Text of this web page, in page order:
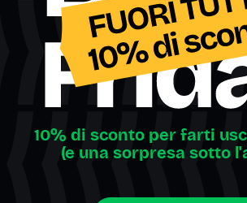
10% di sconto per farti
(e una sorpresa sotto